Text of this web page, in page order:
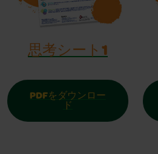
思考シート1
PDFをダウンロー
ド